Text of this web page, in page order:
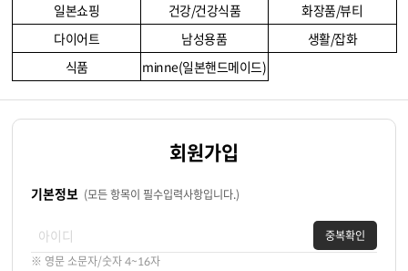
일본쇼핑 건강/건강식품
화장품/뷰티
다이어트
남성용품
생활/잡화
식품
minne(일본핸드메이드)
회원가입
기본정보 (모든 항목이 필수입력사항입니다.)
중복확인
※ 영문 소문자/숫자 4~16자